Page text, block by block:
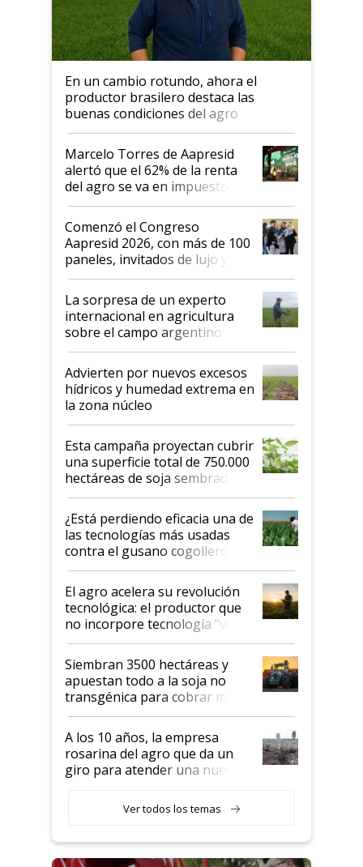
En un cambio rotundo, ahora el
productor brasilero destaca las
buenas condiciones del agro
argentino para invertir: "Los veo
más motivados"
Marcelo Torres de Aapresid
alertó que el 62% de la renta
del agro se va en impuestos:
"No es bueno que en
Argentina se sigan discutiendo
las mismas cosas de hace 50
años"
Comenzó el Congreso
Aapresid 2026, con más de 100
paneles, invitados de lujo y
todas las tendencias
La sorpresa de un experto
internacional en agricultura
sobre el campo argentino:
"Estoy muy impresionado"
Advierten por nuevos excesos
hídricos y humedad extrema en
la zona núcleo
Esta campaña proyectan cubrir
una superficie total de 750.000
hectáreas de soja sembradas
con una nueva generación de
variedades que marcan un
salto tecnológico en genética y
rendimiento
¿Está perdiendo eficacia una de
las tecnologías más usadas
contra el gusano cogollero? El
desafío de una tecnología clave
El agro acelera su revolución
tecnológica: el productor que
no incorpore tecnología "va a
perder el tren"
Siembran 3500 hectáreas y
apuestan todo a la soja no
transgénica para cobrar más
por tonelada: compraron un
semillero
A los 10 años, la empresa
rosarina del agro que da un
giro para atender una nueva
Ver todos los temas